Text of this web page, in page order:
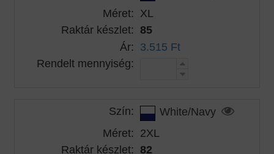
Méret: XL
Raktár készlet: 85
Ár: 3.515 Ft
Rendelt mennyiség:
Szín:
White/Navy
Méret: 2XL
Raktár készlet: 82